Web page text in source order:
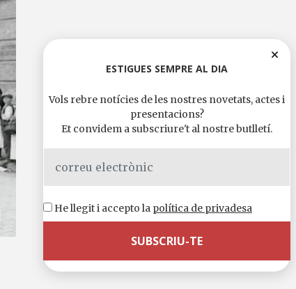
ESTIGUES SEMPRE AL DIA
Vols rebre notícies de les nostres novetats, actes i
presentacions?
Et convidem a subscriure't al nostre butlletí.
He llegit i accepto la política de privadesa